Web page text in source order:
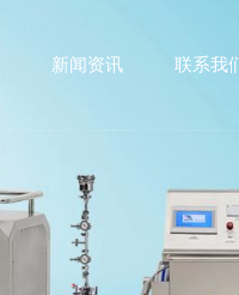
新闻资讯 联系我